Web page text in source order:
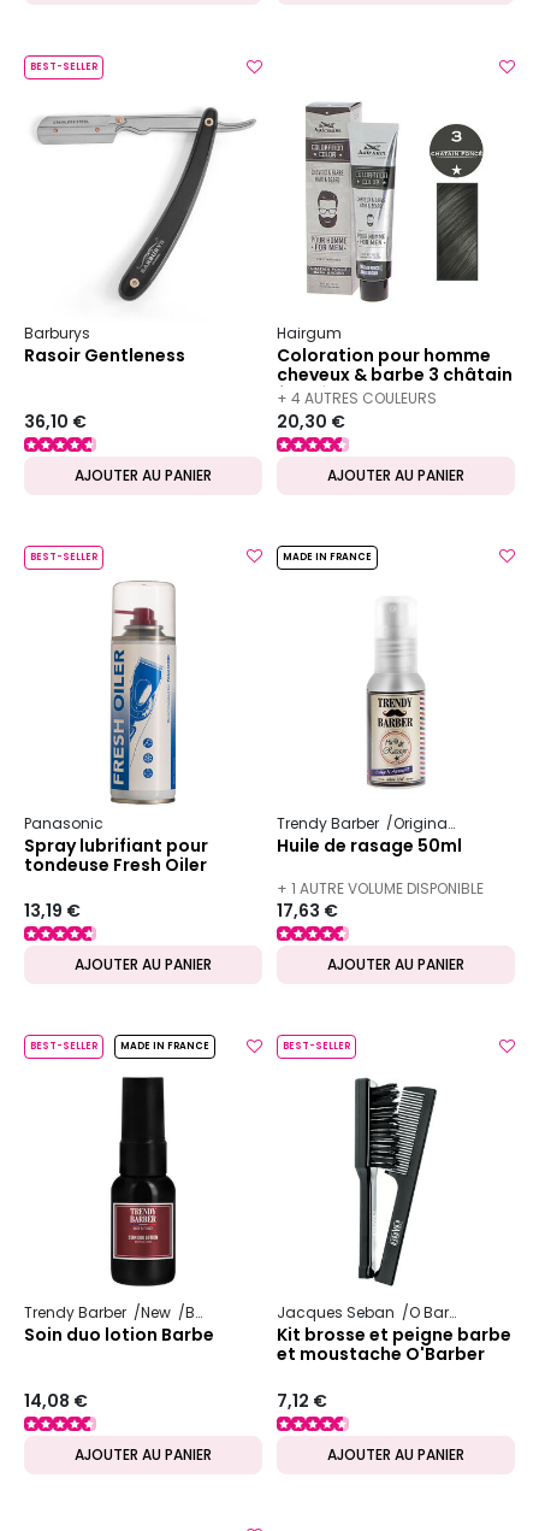
BEST-SELLER
Barburys
Rasoir Gentleness
36,10 €
AJOUTER AU PANIER
Hairgum
Coloration pour homme
cheveux & barbe 3 châtain
foncé
+ 4 AUTRES COULEURS
DISPONIBLES
20,30 €
AJOUTER AU PANIER
BEST-SELLER
Panasonic
Spray lubrifiant pour
tondeuse Fresh Oiler
13,19 €
AJOUTER AU PANIER
MADE IN FRANCE
Trendy Barber Original
Huile de rasage 50ml
+ 1 AUTRE VOLUME DISPONIBLE
17,63 €
AJOUTER AU PANIER
BEST-SELLER MADE IN FRANCE
Trendy Barber New Barbe
Soin duo lotion Barbe
14,08 €
AJOUTER AU PANIER
BEST-SELLER
Jacques Seban O Barber
Kit brosse et peigne barbe
et moustache O'Barber
7,12 €
AJOUTER AU PANIER